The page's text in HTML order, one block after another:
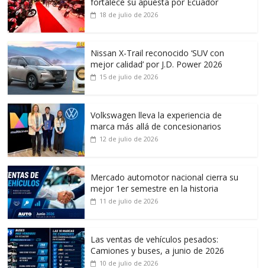
18 de julio de 2026
Nissan X-Trail reconocido ‘SUV con
mejor calidad’ por J.D. Power 2026
15 de julio de 2026
Volkswagen lleva la experiencia de
marca más allá de concesionarios
12 de julio de 2026
Mercado automotor nacional cierra su
mejor 1er semestre en la historia
11 de julio de 2026
Las ventas de vehículos pesados:
Camiones y buses, a junio de 2026
10 de julio de 2026